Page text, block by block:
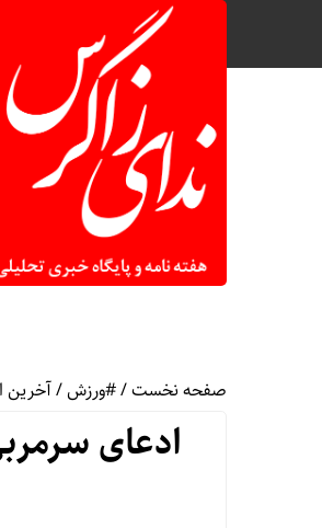
در آمریکا/ کاخ سفید: برای کاهش قیمت
صفحه نخست/#ورزش/آخرین
ادعای